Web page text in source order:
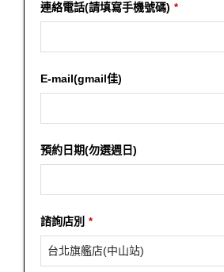
連絡電話(請填寫手機號碼) *
E-mail(gmail佳)
預約日期(勿選週日)
諮詢店別 *
台北旗艦店(中山站)